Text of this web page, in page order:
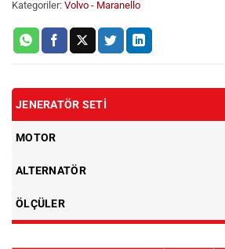
Kategoriler: Volvo - Maranello
JENERATÖR SETI
MOTOR
ALTERNATÖR
ÖLÇÜLER